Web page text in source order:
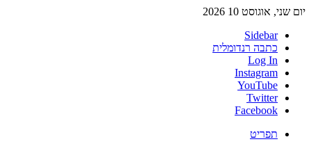
יום שני, אוגוסט 10 2026
Sidebar
כתבה רנדומלית
Log In
Instagram
YouTube
Twitter
Facebook
תפריט